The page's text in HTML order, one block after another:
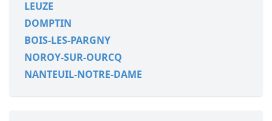
LEUZE
DOMPTIN
BOIS-LES-PARGNY
NOROY-SUR-OURCQ
NANTEUIL-NOTRE-DAME